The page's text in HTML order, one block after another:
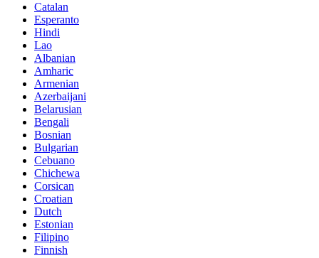
Catalan
Esperanto
Hindi
Lao
Albanian
Amharic
Armenian
Azerbaijani
Belarusian
Bengali
Bosnian
Bulgarian
Cebuano
Chichewa
Corsican
Croatian
Dutch
Estonian
Filipino
Finnish